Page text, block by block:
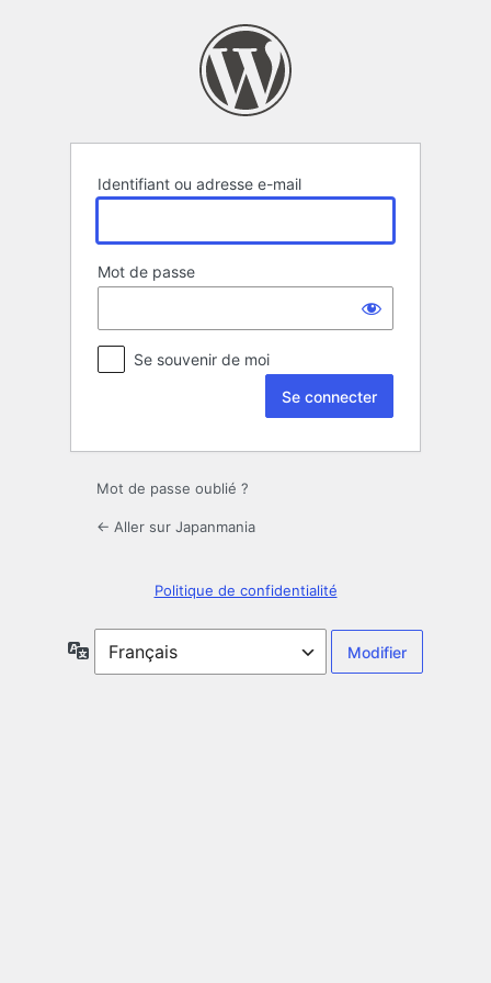
Identifiant ou adresse e-mail
Mot de passe
Se souvenir de moi
Mot de passe oublié ?
← Aller sur Japanmania
Politique de confidentialité
Langue